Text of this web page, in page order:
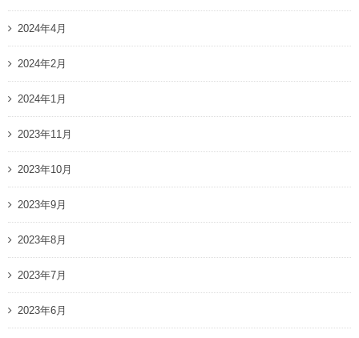
2024年4月
2024年2月
2024年1月
2023年11月
2023年10月
2023年9月
2023年8月
2023年7月
2023年6月